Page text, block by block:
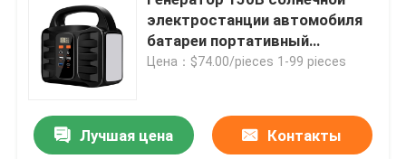
Водонепроницаемая батарея Lifepo4
электростанции автомобиля
батареи портативный
промышленный
Цена：$74.00/pieces 1-99 pieces
Лучшая цена Контакты